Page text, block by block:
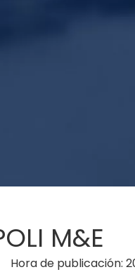
M&E
de publicación: